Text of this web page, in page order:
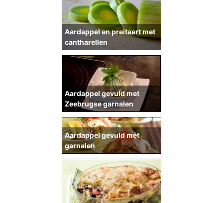
Aardappel en preitaart met
cantharellen
Aardappel gevuld met
garnalen
Aardappel gevuld met
Zeebrugse garnalen